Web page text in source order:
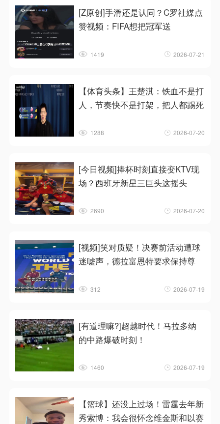
[Z原创]手滑还是认同？C罗社媒点
赞视频：FIFA想把冠军送
1419 2026-07-21
【体育头条】王楚淇：铁血不是打
人，节奏快不是打架，把人都踢死
1288 2026-07-20
[今日视频]捧杯时刻直接变KTV现
场？西班牙新星三巨头这摇头
2690 2026-07-20
[视频]笑对质疑！决赛前活动遭球
迷嘘声，德拉富恩特要求保持尊
312 2026-07-19
[有道理嘛?]超越时代！马拉多纳
的中路爆破时刻！
1460 2026-07-19
【篮球】还没上过场！雷霆去年新
秀索博：我会很怀念维金斯和以赛